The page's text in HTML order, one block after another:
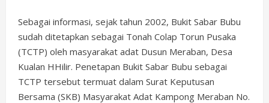
Sebagai informasi, sejak tahun 2002, Bukit Sabar Bubu
sudah ditetapkan sebagai Tonah Colap Torun Pusaka
(TCTP) oleh masyarakat adat Dusun Meraban, Desa
Kualan HHilir. Penetapan Bukit Sabar Bubu sebagai
TCTP tersebut termuat dalam Surat Keputusan
Bersama (SKB) Masyarakat Adat Kampong Meraban No.